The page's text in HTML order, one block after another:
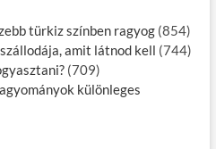
türkiz színben ragyog (854)
amit látnod kell (744)
(709)
különleges